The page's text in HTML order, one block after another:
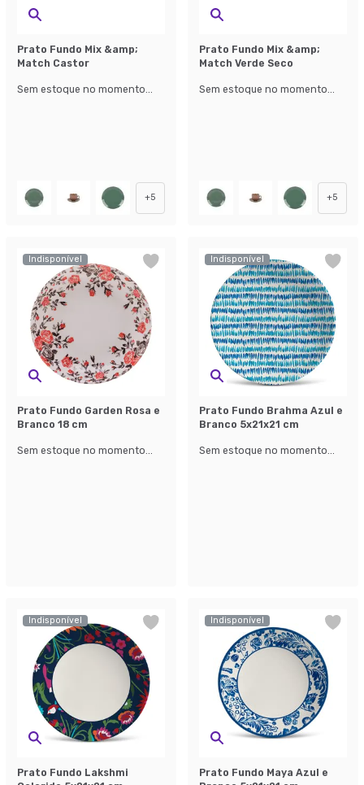
Prato Fundo Mix &amp;
Match Castor
Sem estoque no momento...
+5
Prato Fundo Mix &amp;
Match Verde Seco
Sem estoque no momento...
+5
Indisponível
Prato Fundo Garden Rosa e
Branco 18 cm
Sem estoque no momento...
Indisponível
Prato Fundo Brahma Azul e
Branco 5x21x21 cm
Sem estoque no momento...
Indisponível
Prato Fundo Lakshmi
Indisponível
Prato Fundo Maya Azul e